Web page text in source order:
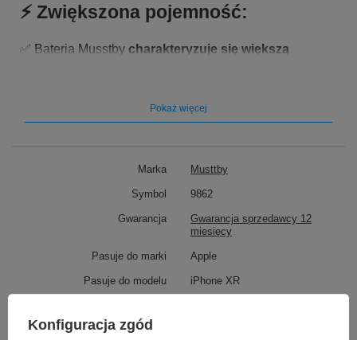
⚡️ Zwiększona pojemność:
✅ Bateria Musstby charakteryzuje się większą
✅ Bateria jest zaprojektowana z myślą o
przed przegrzaniem, przepięciami i zwarciem,co
Pokaż więcej
Marka Musttby
Symbol 9862
Gwarancja
Gwarancja sprzedawcy 12
miesięcy
Pasuje do marki Apple
Pasuje do modelu iPhone XR
Napięcie
Konfiguracja zgód